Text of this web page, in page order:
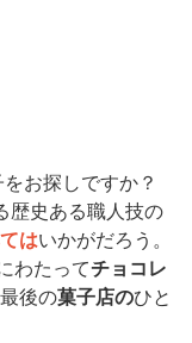
お探しですか？
歴史ある職人技の
はいかがだろう。
わたってチョコレ
後の菓子店のひと